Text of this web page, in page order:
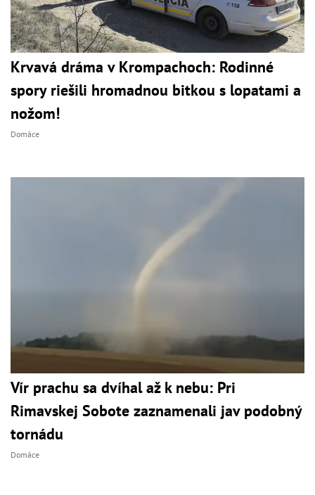
Krvavá dráma v Krompachoch: Rodinné
spory riešili hromadnou bitkou s lopatami a
nožom!
Domáce
Vír prachu sa dvíhal až k nebu: Pri
Rimavskej Sobote zaznamenali jav podobný
tornádu
Domáce